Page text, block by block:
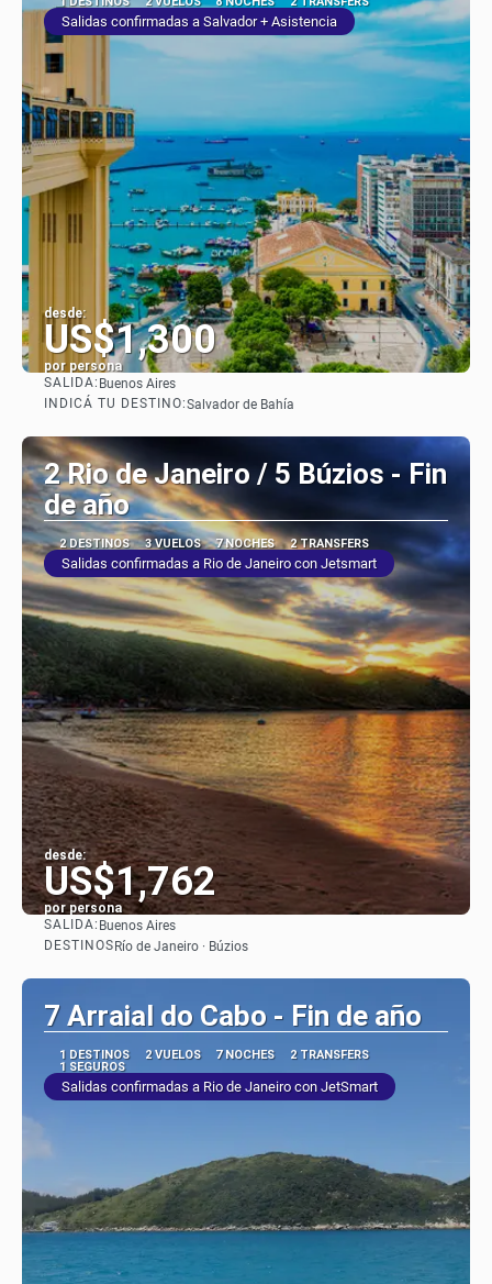
Salidas confirmadas a Salvador + Asistencia
desde:
US$1,300
por persona
SALIDA: Buenos Aires
INDICÁ TU DESTINO:Salvador de Bahía
2 Rio de Janeiro / 5 Búzios - Fin
de año
2 DESTINOS 3 VUELOS 7 NOCHES 2 TRANSFERS
Salidas confirmadas a Rio de Janeiro con Jetsmart
desde:
US$1,762
por persona
SALIDA: Buenos Aires
DESTINOSRío de Janeiro · Búzios
7 Arraial do Cabo - Fin de año
1 DESTINOS 2 VUELOS 7 NOCHES
2 TRANSFERS
1 SEGUROS
Salidas confirmadas a Rio de Janeiro con JetSmart